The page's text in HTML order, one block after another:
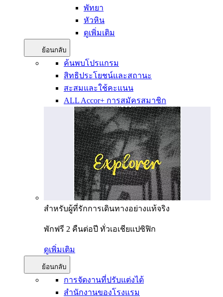
พัทยา
หัวหิน
ดูเพิ่มเติม
ย้อนกลับ
ค้นพบโปรแกรม
สิทธิประโยชน์และสถานะ
สะสมและใช้คะแนน
ALL Accor+ การสมัครสมาชิก
สำหรับผู้ที่รักการเดินทางอย่างแท้จริง
พักฟรี 2 คืนต่อปี ทั่วเอเชียแปซิฟิก
ดูเพิ่มเติม
ย้อนกลับ
การจัดงานที่ปรับแต่งได้
สำนักงานของโรงแรม